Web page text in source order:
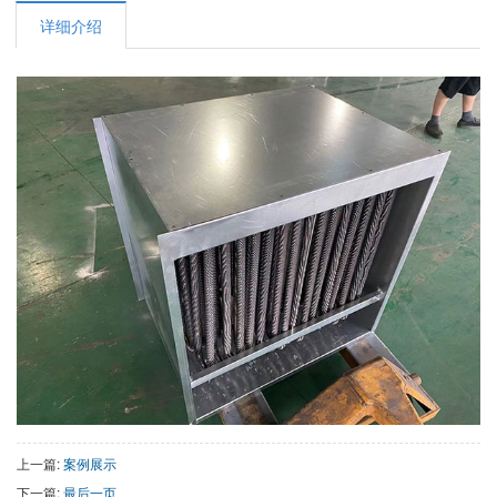
详细介绍
上一篇:案例展示
下一篇:最后一页